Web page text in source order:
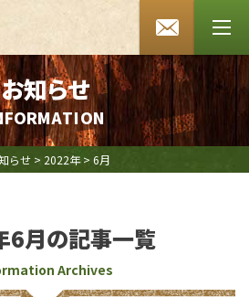
お知らせ
FORMATION
らせ > 2022年> 6月
6月の記事一覧
Archives